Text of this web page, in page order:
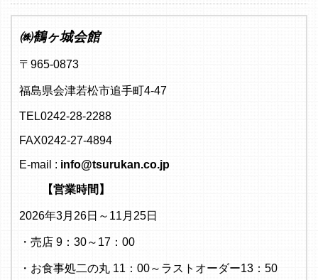
㈱鶴ヶ城会館
〒965-0873
福島県会津若松市追手町4-47
TEL0242-28-2288
FAX0242-27-4894
E-mail : info@tsurukan.co.jp
【営業時間】
2026年3月26日～11月25日
・売店 9：30～17：00
・お食事処二の丸 11：00～ラストオーダー13：50